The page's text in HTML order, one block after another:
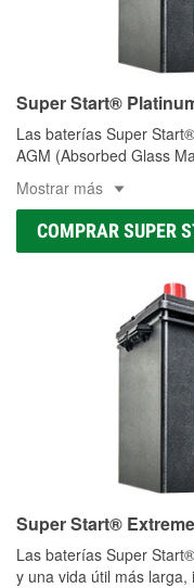
Super Start®
Las baterías Super
AGM (Absorbed Glass
Mostrar más
COMPRAR SUPER
Super Start® Extreme
Las baterías Super
y una vida útil más larga,